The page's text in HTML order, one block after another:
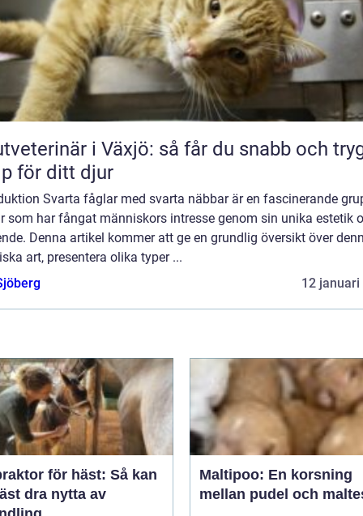
i Växjö: så får du snabb och
för ditt djur
Svarta fåglar med svarta näbbar är en fascinerande
som har fångat människors intresse genom sin unika estetik
Denna artikel kommer att ge en grundlig översikt över
art, presentera olika typer ...
12 januari
för häst: Så kan
dra nytta av
Maltipoo: En korsning
mellan pudel och